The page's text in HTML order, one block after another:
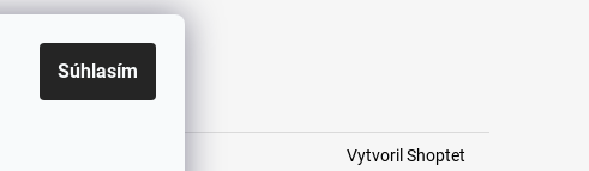
Súhlasím
Vytvoril Shoptet